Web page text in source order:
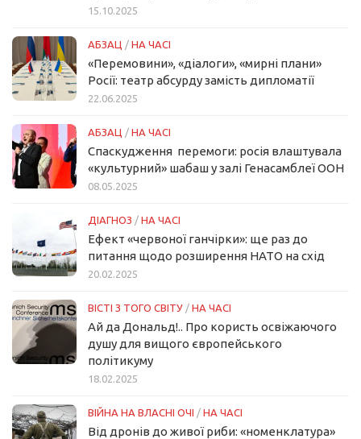
15.10.2025
АБЗАЦ / НА ЧАСІ
«Перемовини», «діалоги», «мирні плани»
Росії: театр абсурду замість дипломатії
22.06.2025
АБЗАЦ / НА ЧАСІ
Спаскудження перемоги: росія влаштувала
«культурний» шабаш у залі Генасамблеї ООН
08.05.2025
ДІАГНОЗ / НА ЧАСІ
Ефект «червоної ганчірки»: ще раз до
питання щодо розширення НАТО на схід
20.02.2025
ВІСТІ З ТОГО СВІТУ / НА ЧАСІ
Ай да Дональд!.. Про користь освіжаючого
душу для вищого європейського
політикуму
18.02.2025
ВІЙНА НА ВЛАСНІ ОЧІ / НА ЧАСІ
Від дронів до живої риби: «номенклатура»